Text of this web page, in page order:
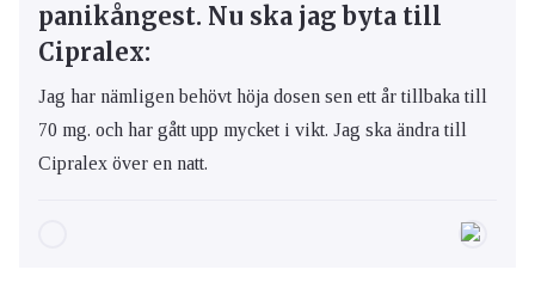
panikångest. Nu ska jag byta till
Cipralex:
Jag har nämligen behövt höja dosen sen ett år tillbaka till
70 mg. och har gått upp mycket i vikt. Jag ska ändra till
Cipralex över en natt.